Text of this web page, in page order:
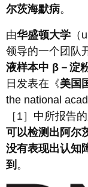
尔茨海默病。
由华盛顿大学
领导的一个团队
液样本中 β－淀
日发表在《美国
the national
［1］中所报告
可以检测出阿尔
没有表现出认知
到 。